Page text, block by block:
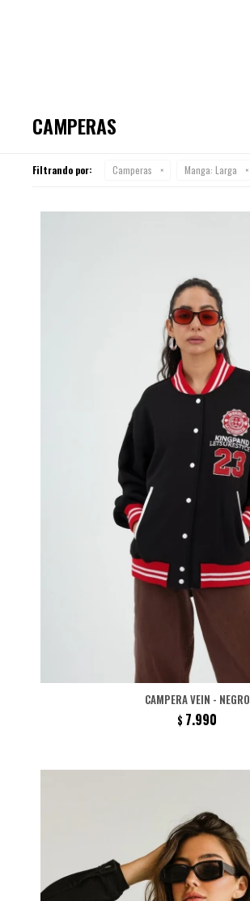
CAMPERAS
Filtrando por: Camperas Manga: Larga
CAMPERA VEIN - NEGRO
$ 7.990